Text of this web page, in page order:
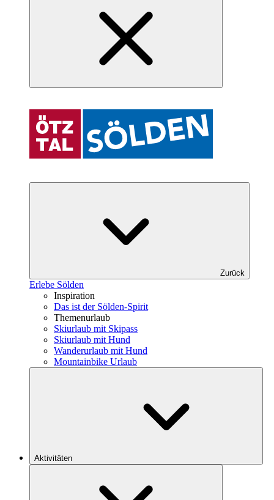
Zurück
Erlebe Sölden
Inspiration
Das ist der Sölden-Spirit
Themenurlaub
Skiurlaub mit Skipass
Skiurlaub mit Hund
Wanderurlaub mit Hund
Mountainbike Urlaub
Aktivitäten